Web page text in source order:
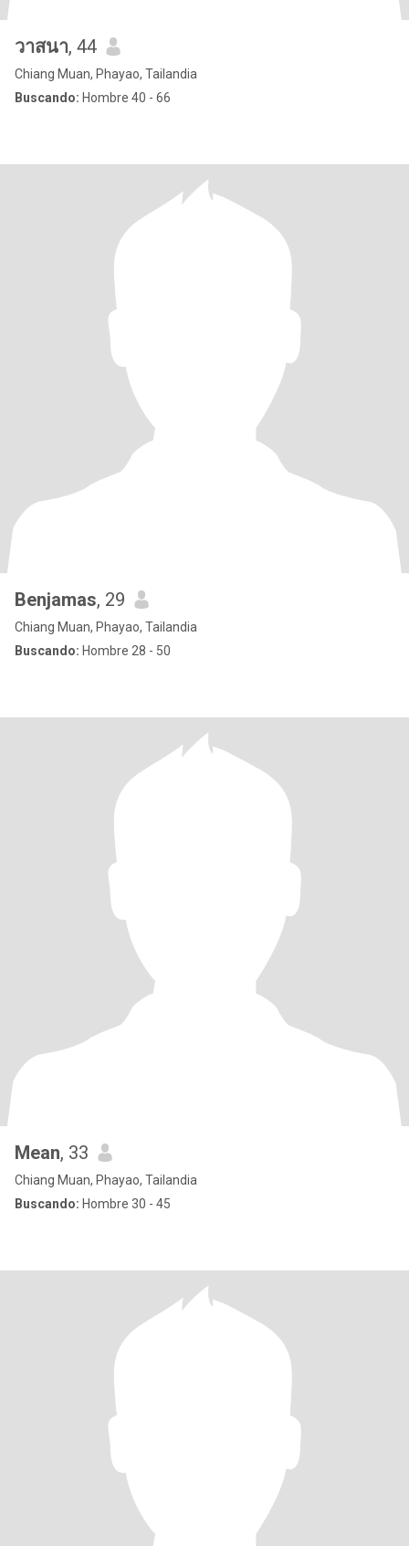
วาสนา, 44
Chiang Muan, Phayao, Tailandia
Buscando: Hombre 40 - 66
Benjamas, 29
Chiang Muan, Phayao, Tailandia
Buscando: Hombre 28 - 50
Mean, 33
Chiang Muan, Phayao, Tailandia
Buscando: Hombre 30 - 45